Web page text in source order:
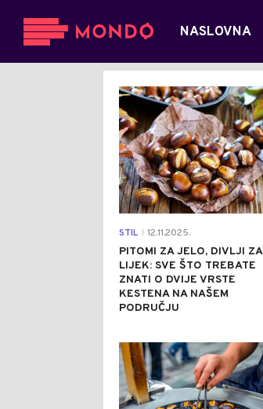
NASLOVNA
STIL 12.11.2025.
PITOMI ZA JELO, DIVLJI ZA
LIJEK: SVE ŠTO TREBATE
ZNATI O DVIJE VRSTE
KESTENA NA NAŠEM
PODRUČJU